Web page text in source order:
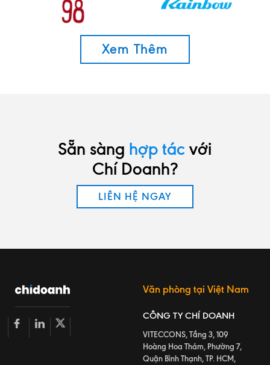
Xem Thêm
Sẵn sàng hợp tácvới
Chí Doanh?
LIÊN HỆ NGAY
Văn phòng tại Việt Nam
CÔNG TY CHÍ DOANH
VITECCONS, Tầng 3, 109
Hoàng Hoa Thám, Phường 7,
Quận Bình Thạnh, TP. HCM,